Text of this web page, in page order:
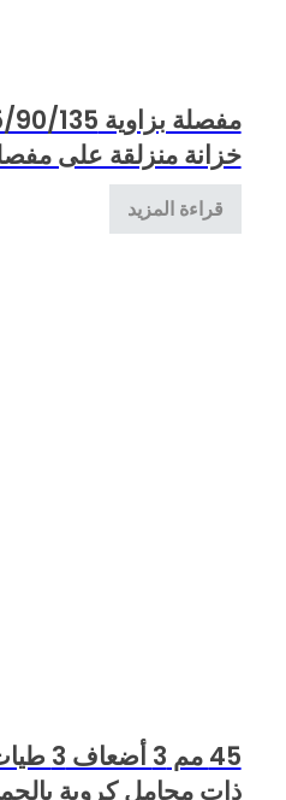
خزانة منزلقة على
قراءة المزيد
45 مم
ذات محامل كروية